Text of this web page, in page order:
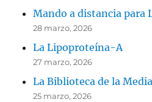
Mando a distancia para
28 marzo, 2026
La Lipoproteína-A
27 marzo, 2026
La Biblioteca de la
25 marzo, 2026